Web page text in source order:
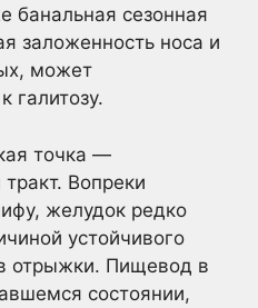
банальная сезонная
заложенность носа и
может
галитозу.
точка —
Вопреки
желудок редко
устойчивого
отрыжки. Пищевод в
состоянии,